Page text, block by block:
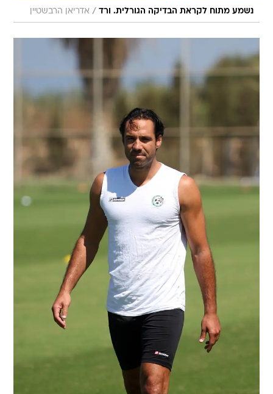
נשמע מתוח לקראת הבדיקה הגורלית. ורד / אדריאן הרבשטיין